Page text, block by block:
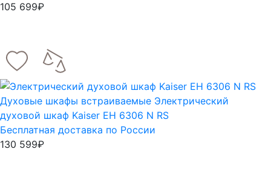
105 699₽
Духовые шкафы встраиваемые Электрический
духовой шкаф Kaiser EH 6306 N RS
Бесплатная доставка по России
130 599₽